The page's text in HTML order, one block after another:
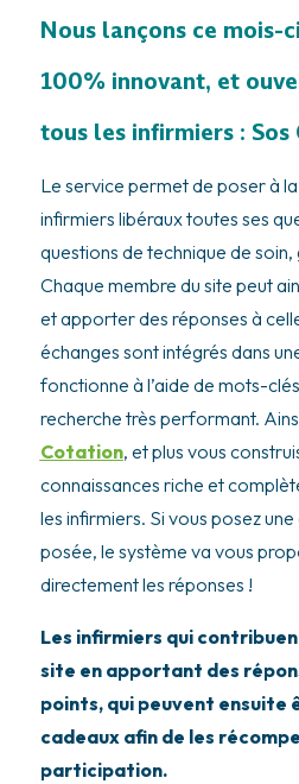
Nous lançons ce mois-
100% innovant, et
tous les infirmiers : Sos
Le service permet de poser à
infirmiers libéraux toutes ses
questions de technique de
Chaque membre du site peut
et apporter des réponses à
échanges sont intégrés dans
fonctionne à l’aide de mots-
recherche très performant.
Cotation, et plus vous
connaissances riche et
les infirmiers. Si vous posez
posée, le système va vous
directement les réponses !
Les infirmiers qui
site en apportant des
points, qui peuvent ensuite
cadeaux afin de les
participation.